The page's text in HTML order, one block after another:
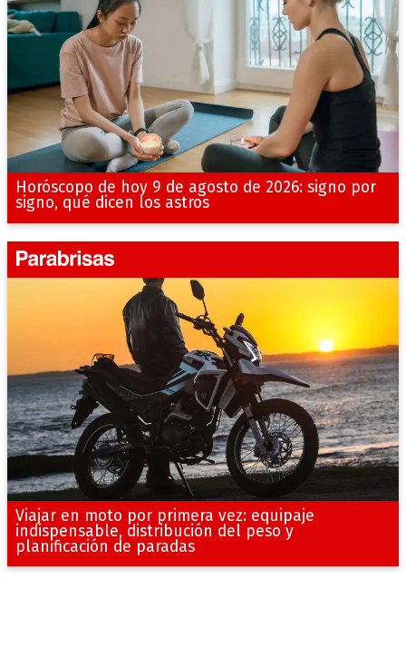
Horóscopo de hoy 9 de agosto de 2026: signo por
signo, qué dicen los astros
Viajar en moto por primera vez: equipaje
indispensable, distribución del peso y
planificación de paradas